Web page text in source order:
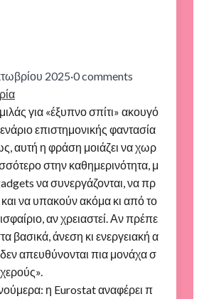
2025·0 comments
για «έξυπνο σπίτι» ακουγό
επιστημονικής φαντασία
αυτή η φράση μοιάζει να χωρ
στην καθημερινότητα, μ
να συνεργάζονται, να πρ
να υπακούν ακόμα κι από το
αν χρειαστεί. Αν πρέπε
βασικά, άνεση κι ενεργειακή α
απευθύνονται πια μονάχα σ
νούμερα: η Eurostat αναφέρει π